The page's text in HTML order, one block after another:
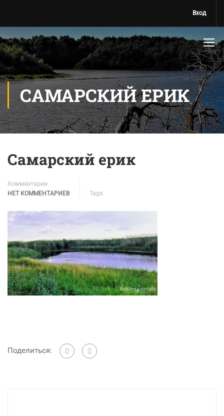
Вход
САМАРСКИЙ ЕРИК
Самарский ерик
Комментарии
НЕТ КОММЕНТАРИЕВ
Tags
Поделиться: